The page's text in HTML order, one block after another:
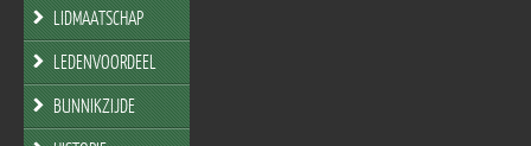
LIDMAATSCHAP
LEDENVOORDEEL
BUNNIKZIJDE